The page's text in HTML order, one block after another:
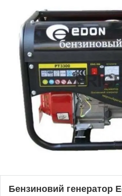
Бензиновий генератор